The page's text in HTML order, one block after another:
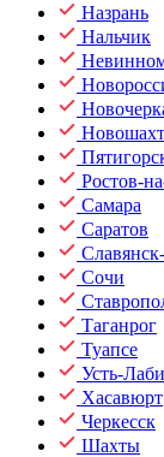
Назрань
Нальчик
Ростов-
Самара
Саратов
Сочи
Таганрог
Туапсе
Усть-
Хасавюрт
Черкесск
Шахты